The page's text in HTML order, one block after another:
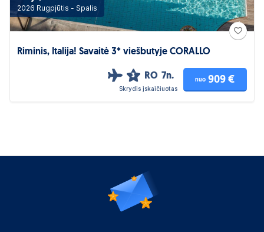
2026 Rugpjūtis - Spalis
Riminis, Italija! Savaitė 3* viešbutyje CORALLO
3 RO 7n.
Skrydis įskaičiuotas
nuo 909 €